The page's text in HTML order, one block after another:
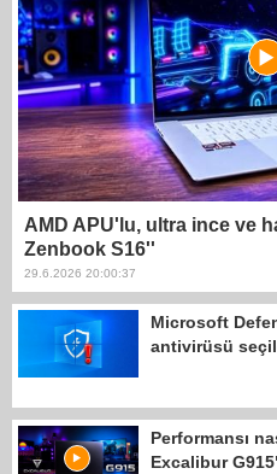
AMD APU'lu, ultra ince ve
Zenbook S16''
29.6.2026 20:00:37
Microsoft
antivirüsü
Performansı
Excalibur